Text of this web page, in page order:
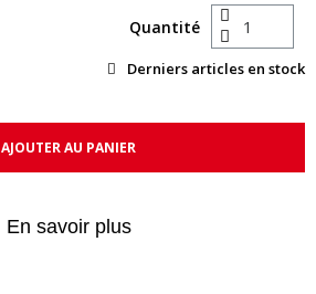
Quantité
Derniers articles en stock
AJOUTER AU PANIER
En savoir plus